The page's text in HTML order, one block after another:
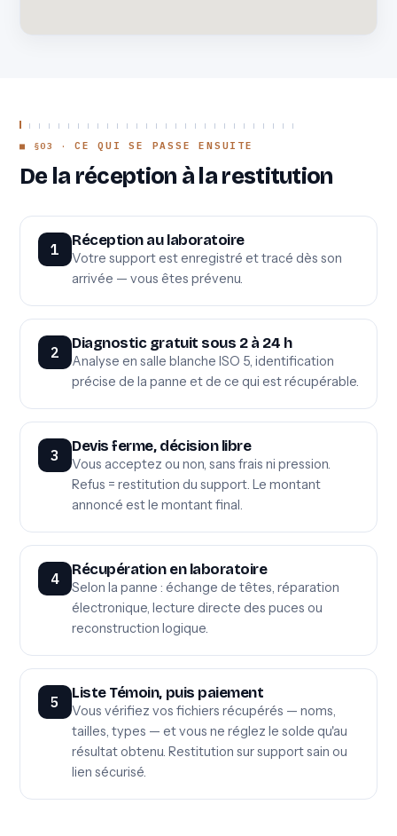
CE QUI SE PASSE ENSUITE
De la réception à la restitution
1 Réception au laboratoire
Votre support est enregistré et tracé dès son
arrivée — vous êtes prévenu.
2 Diagnostic gratuit sous 2 à 24 h
Analyse en salle blanche ISO 5, identification
précise de la panne et de ce qui est récupérable.
3 Devis ferme, décision libre
Vous acceptez ou non, sans frais ni pression.
Refus = restitution du support. Le montant
annoncé est le montant final.
4 Récupération en laboratoire
Selon la panne : échange de têtes, réparation
électronique, lecture directe des puces ou
reconstruction logique.
5 Liste Témoin, puis paiement
Vous vérifiez vos fichiers récupérés — noms,
tailles, types — et vous ne réglez le solde qu'au
résultat obtenu. Restitution sur support sain ou
lien sécurisé.